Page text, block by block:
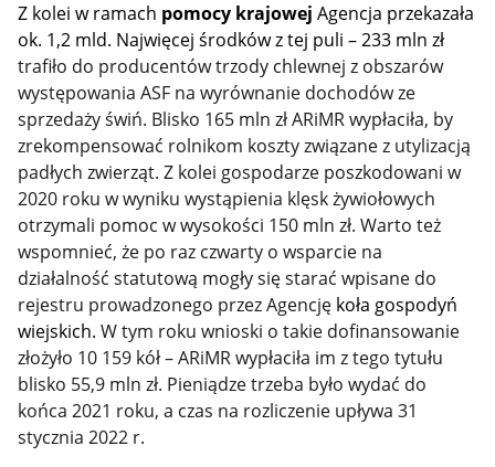
Z kolei w ramach pomocy krajowej Agencja przekazała
ok. 1,2 mld. Najwięcej środków z tej puli – 233 mln zł
trafiło do producentów trzody chlewnej z obszarów
występowania ASF na wyrównanie dochodów ze
sprzedaży świń. Blisko 165 mln zł ARiMR wypłaciła, by
zrekompensować rolnikom koszty związane z utylizacją
padłych zwierząt. Z kolei gospodarze poszkodowani w
2020 roku w wyniku wystąpienia klęsk żywiołowych
otrzymali pomoc w wysokości 150 mln zł. Warto też
wspomnieć, że po raz czwarty o wsparcie na
działalność statutową mogły się starać wpisane do
rejestru prowadzonego przez Agencję koła gospodyń
wiejskich.W tym roku wnioski o takie dofinansowanie
złożyło 10 159 kół – ARiMR wypłaciła im z tego tytułu
blisko 55,9 mln zł. Pieniądze trzeba było wydać do
końca 2021 roku, a czas na rozliczenie upływa 31
stycznia 2022 r.